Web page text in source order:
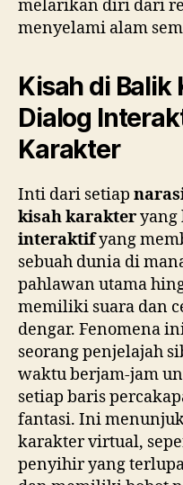
melarikan diri dari
menyelami alam
Kisah di Balik
Dialog
Karakter
Inti dari setiap
kisah karakteryang
interaktifyang
sebuah dunia di
pahlawan utama
memiliki suara dan
dengar. Fenomena
seorang penjelajah
waktu berjam-jam
setiap baris
fantasi. Ini
karakter virtual,
penyihir yang